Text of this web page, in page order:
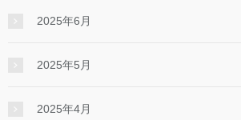
2025年6月
2025年5月
2025年4月